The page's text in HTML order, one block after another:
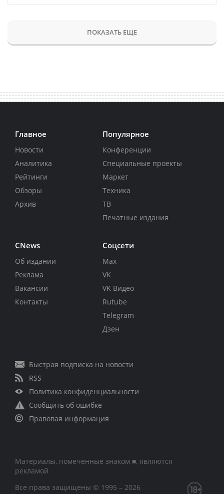
ПОКАЗАТЬ ЕЩЕ
Главное
Новости
Аналитика
Рейтинги
Обзоры
Архив
Популярное
Конференции
Специальные проекты
Маркет
Техника
ТВ
Печатные издания
CNews
Об издании
Реклама
Вакансии
Контакты
Соцсети
Max
VK
VK Видео
Rutube
Telegram
Дзен
Быстрая подписка на новости
RSS
Политика конфиденциальности
Сообщить об ошибке
Правовая информация
Материалы, помеченные знаком ■, являются
рекламой
Все права защищены © 1995 – 2026